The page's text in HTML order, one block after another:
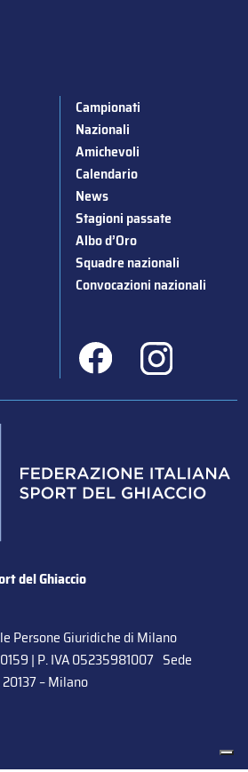
Campionati
Nazionali
Amichevoli
Calendario
News
Stagioni passate
Albo d’Oro
Squadre nazionali
Convocazioni nazionali
del Ghiaccio
Persone Giuridiche di Milano
| P. IVA 05235981007 Sede
– Milano